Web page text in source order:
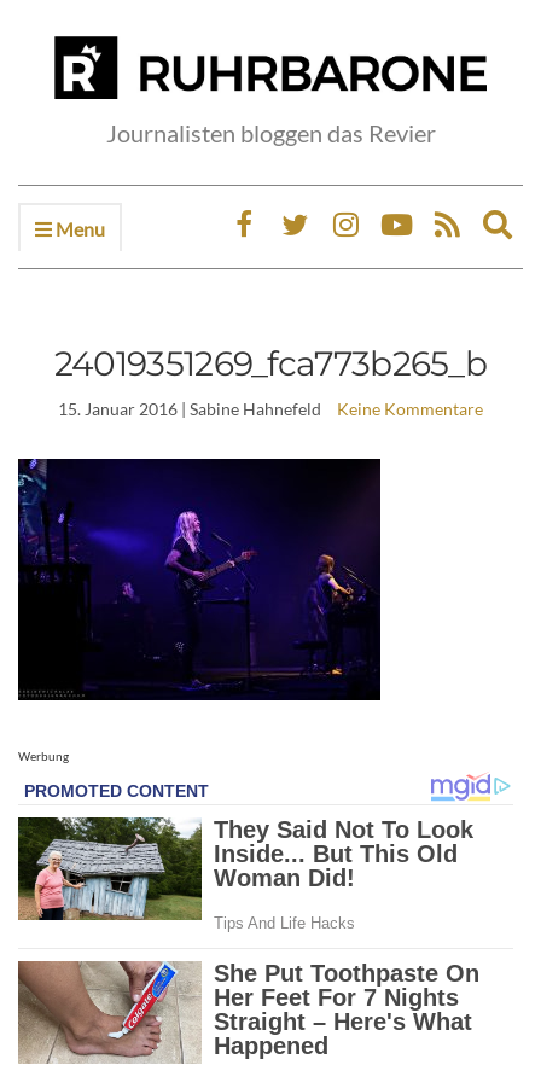
Journalisten bloggen das Revier
Menu
24019351269_fca773b265_b
15. Januar 2016 | Sabine Hahnefeld Keine Kommentare
Werbung